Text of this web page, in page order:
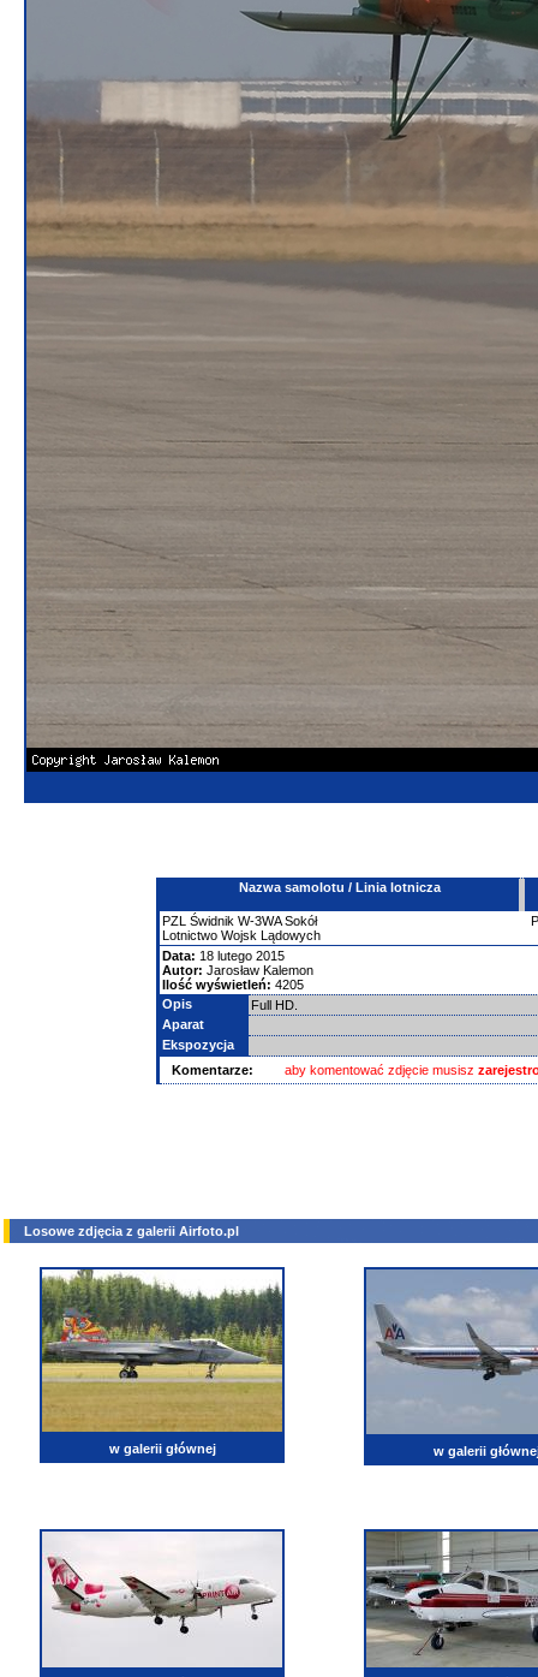
Nazwa samolotu / Linia lotnicza
PZL Świdnik W-3WA Sokół
Lotnictwo Wojsk Lądowych
Data: 18 lutego 2015
Autor: Jarosław Kalemon
Ilość wyświetleń: 4205
Opis
Full HD.
Aparat
Ekspozycja
Komentarze:
aby komentować zdjęcie musisz
Losowe zdjęcia z galerii Airfoto.pl
w galerii głównej w galerii